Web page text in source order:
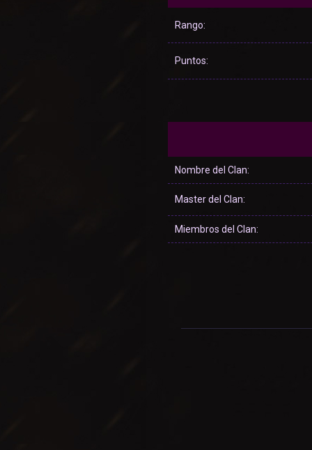
Rango:
Puntos:
Nombre del Clan:
Master del Clan:
Miembros del Clan: